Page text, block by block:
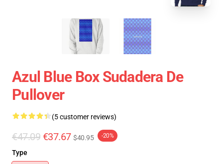
Azul Blue Box Sudadera De
Pullover
(5 customer reviews)
€47.09 €37.67 $40.95 -20%
Type